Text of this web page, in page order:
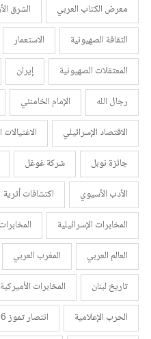
معرض الكتاب العربي
الشرق
الثقافة الصهيونية
الاستعمار
المعتقلات الصهيونية
إيران
رجال الله
الإمام الخامنئي
الاقتصاد الإسرائيلي
الاغتيالات
جائزة نوبل
شركة غوغل
الأدب الأسيوي
اكتشافات أثرية
المخابرات الإسرائيلية
العالم العربي
المغرب العربي
تاريخ لبنان
المخابرات الأميركية cia
الحرب الإعلامية
انتصار تموز 2006